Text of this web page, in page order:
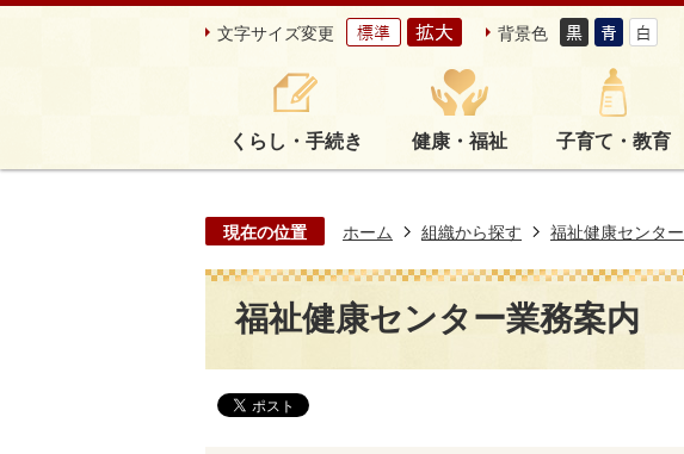
文字サイズ変更 背景色
くらし・手続き 健康・福祉 子育て・教育
現在の位置 ホーム 組織から探す 福祉健康センター
福祉健康センター業務案内